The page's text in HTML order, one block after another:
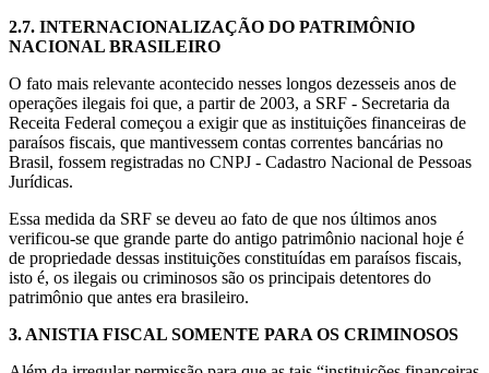
2.7. INTERNACIONALIZAÇÃO DO PATRIMÔNIO
NACIONAL BRASILEIRO
O fato mais relevante acontecido nesses longos dezesseis anos de
operações ilegais foi que, a partir de 2003, a SRF - Secretaria da
Receita Federal começou a exigir que as instituições financeiras de
paraísos fiscais, que mantivessem contas correntes bancárias no
Brasil, fossem registradas no CNPJ - Cadastro Nacional de Pessoas
Jurídicas.
Essa medida da SRF se deveu ao fato de que nos últimos anos
verificou-se que grande parte do antigo patrimônio nacional hoje é
de propriedade dessas instituições constituídas em paraísos fiscais,
isto é, os ilegais ou criminosos são os principais detentores do
patrimônio que antes era brasileiro.
3. ANISTIA FISCAL SOMENTE PARA OS CRIMINOSOS